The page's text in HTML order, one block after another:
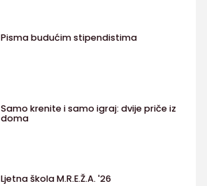
Pisma budućim stipendistima
Samo krenite i samo igraj: dvije priče iz
doma
Ljetna škola M.R.E.Ž.A. '26